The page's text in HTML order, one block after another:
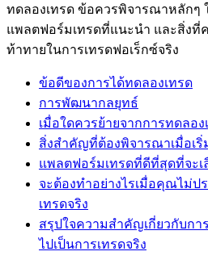
ทดลองเทรด ข้อควรพิจารณาหลักๆ
แพลตฟอร์มเทรดที่แนะนำ และสิ่งที่
ท้าทายในการเทรดฟอเร็กซ์จริง
ข้อดีของการได้ทดลองเทรด
การพัฒนากลยุทธ์
เมื่อใดควรย้ายจากการทดลอง
สิ่งสำคัญที่ต้องพิจารณาเมื่อเริ่
แพลตฟอร์มเทรดที่ดีที่สุดที่จะเ
จะต้องทำอย่างไรเมื่อคุณไม่ป
เทรดจริง
สรุปใจความสำคัญเกี่ยวกับกา
ไปเป็นการเทรดจริง